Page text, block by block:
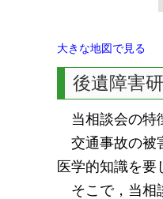
大きな地図で見る
後遺障害
当相談会の特
交通事故の被
医学的知識を要
そこで，当相